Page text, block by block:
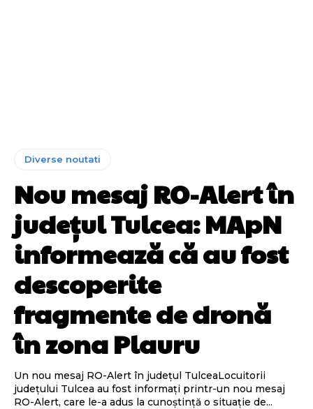
Diverse noutati
Nou mesaj RO-Alert în
județul Tulcea: MApN
informează că au fost
descoperite
fragmente de dronă
în zona Plauru
Un nou mesaj RO-Alert în județul TulceaLocuitorii
județului Tulcea au fost informați printr-un nou mesaj
RO-Alert, care le-a adus la cunoștință o situație de...